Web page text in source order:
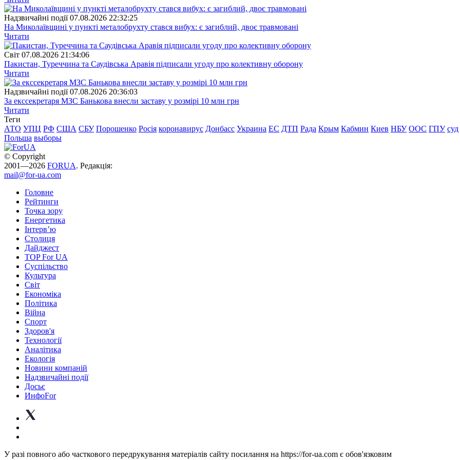
Надзвичайні події 07.08.2026 22:32:25
На Миколаївщині у пункті металобрухту стався вибух: є загиблий, двоє травмовані
Читати
Свiт 07.08.2026 21:34:06
Пакистан, Туреччина та Саудівська Аравія підписали угоду про колективну оборону
Читати
Надзвичайні події 07.08.2026 20:36:03
За екссекретаря МЗС Банькова внесли заставу у розмірі 10 млн грн
Читати
Теги
АТО УПЦ РФ США СБУ Порошенко Росія коронавирус Донбасс Украина ЕС ДТП Рада Крым Кабмин Киев НБУ ООС ГПУ суд
Польша выборы
© Copyright
2001—2026 FORUA. Редакція:
mail@for-ua.com
Головне
Рейтинги
Точка зору
Енергетика
Інтерв’ю
Столиця
Дайджест
TOP For UA
Суспiльство
Культура
Світ
Економіка
Політика
Війна
Спорт
Здоров'я
Технології
Аналітика
Екологія
Новини компаній
Надзвичайні події
Досьє
ИнфоFor
У разі повного або часткового передрукування матеріалів сайту посилання на https://for-ua.com є обов'язковим